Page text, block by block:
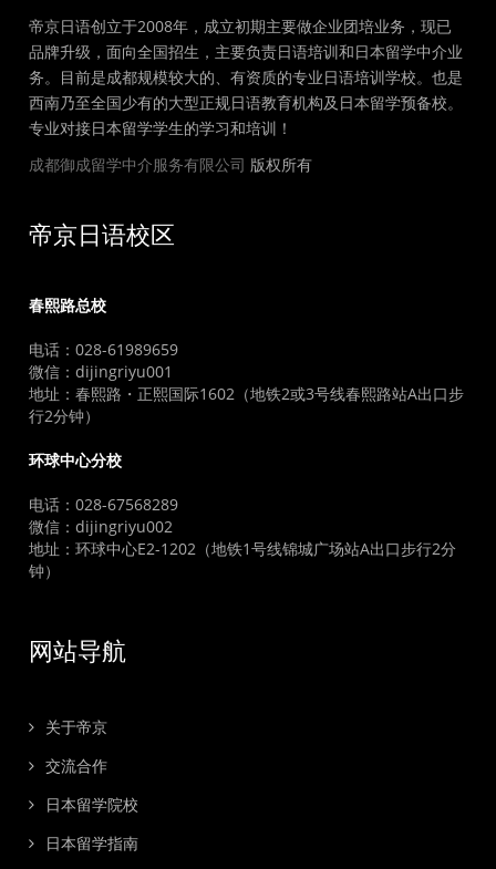
帝京日语创立于2008年，成立初期主要做企业团培业务，现已
品牌升级，面向全国招生，主要负责日语培训和日本留学中介业
务。目前是成都规模较大的、有资质的专业日语培训学校。也是
西南乃至全国少有的大型正规日语教育机构及日本留学预备校。
专业对接日本留学学生的学习和培训！
成都御成留学中介服务有限公司 版权所有
帝京日语校区
春熙路总校
电话：028-61989659
微信：dijingriyu001
地址：春熙路・正熙国际1602（地铁2或3号线春熙路站A出口步
行2分钟）
环球中心分校
电话：028-67568289
微信：dijingriyu002
地址：环球中心E2-1202（地铁1号线锦城广场站A出口步行2分
钟）
网站导航
关于帝京
交流合作
日本留学院校
日本留学指南